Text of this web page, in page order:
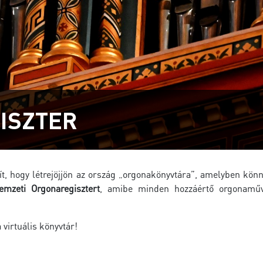
létrejöjjön az ország „orgonakönyvtára”, amelyben
Orgonaregisztert , amibe minden hozzáértő
virtuális könyvtár!